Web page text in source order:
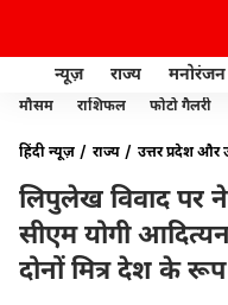
न्यूज़ राज्य मनोरंजन
मौसम राशिफल फोटो गैलरी
हिंदी न्यूज़ राज्य उत्तर प्रदेश और
लिपुलेख विवाद पर
सीएम योगी
दोनों मित्र देश के